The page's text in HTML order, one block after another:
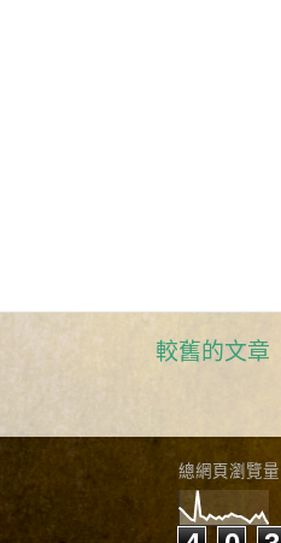
較舊的文章
總網頁瀏覽量